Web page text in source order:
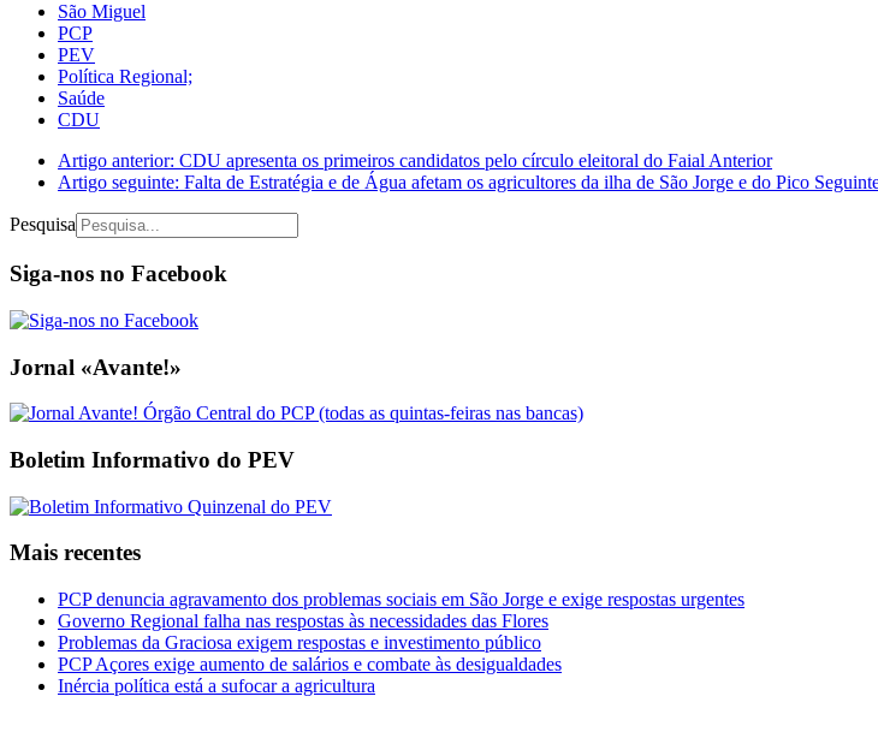
São Miguel
PCP
PEV
Política Regional;
Saúde
CDU
Artigo anterior: CDU apresenta os primeiros candidatos pelo círculo eleitoral do FaialAnterior
Artigo seguinte: Falta de Estratégia e de Água afetam os agricultores da ilha de São Jorge e do Pico
Pesquisa
Siga-nos no Facebook
Jornal «Avante!»
Boletim Informativo do PEV
Mais recentes
PCP denuncia agravamento dos problemas sociais em São Jorge e exige respostas urgentes
Governo Regional falha nas respostas às necessidades das Flores
Problemas da Graciosa exigem respostas e investimento público
PCP Açores exige aumento de salários e combate às desigualdades
Inércia política está a sufocar a agricultura